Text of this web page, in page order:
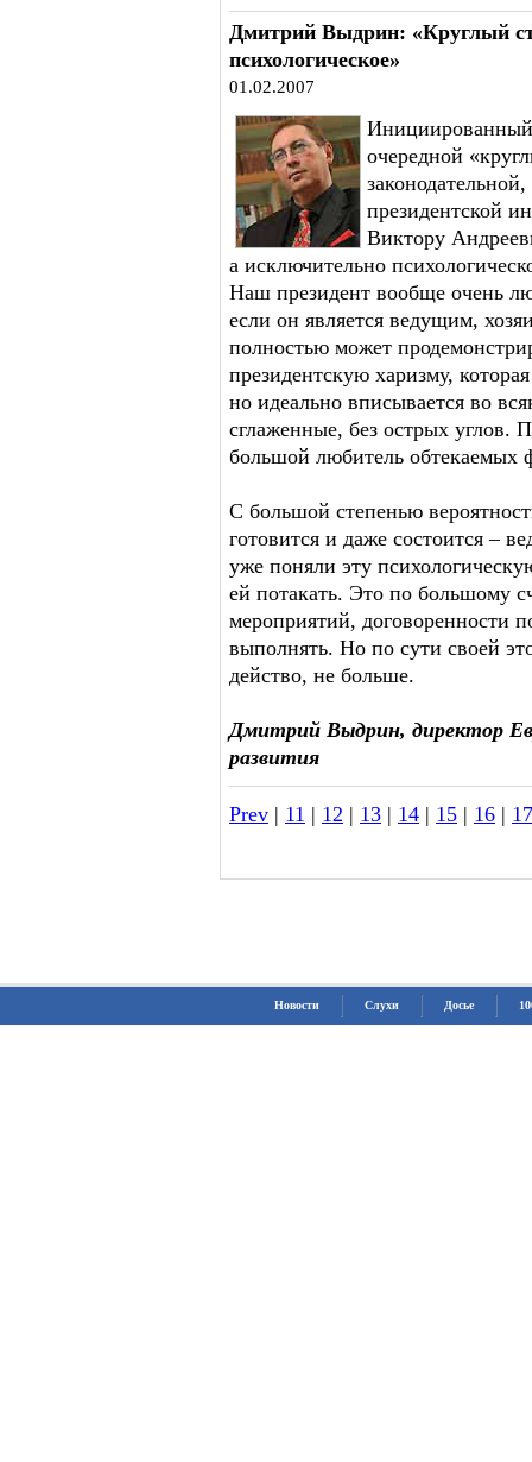
Дмитрий Выдрин: «Круглый
психологическое»
01.02.2007
очередной
президентской
Виктору
а исключительно
Наш президент вообще очень
если он является ведущим,
полностью может
президентскую харизму,
но идеально вписывается во
сглаженные, без острых углов.
большой любитель обтекаемых
С большой степенью
готовится и даже состоится –
уже поняли эту
ей потакать. Это по большому
мероприятий, договоренности
выполнять. Но по сути своей
действо, не больше.
Дмитрий Выдрин, директор
развития
Prev | 11 | 12 | 13 | 14 | 15 | 16 | 17
Новости Слухи Досье